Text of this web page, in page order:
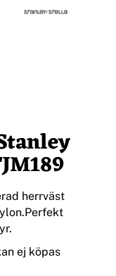
herrväst
ej köpas